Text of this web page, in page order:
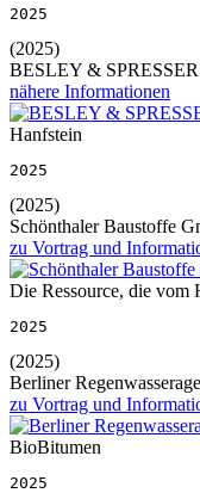
2025
(2025)
BESLEY & SPRESSER
nähere Informationen
Hanfstein
2025
(2025)
Schönthaler Baustoffe
zu Vortrag und
Die Ressource, die vom
2025
(2025)
Berliner
zu Vortrag und
BioBitumen
2025